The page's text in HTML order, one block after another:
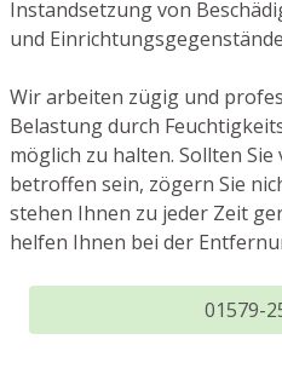
Instandsetzung von
und
Wir arbeiten zügig und
Belastung durch
möglich zu halten. Sollten
betroffen sein, zögern Sie
stehen Ihnen zu jeder Zeit
helfen Ihnen bei der
01579-